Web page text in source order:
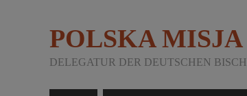
POLSKA
DELEGATUR DER DEUTSCHEN